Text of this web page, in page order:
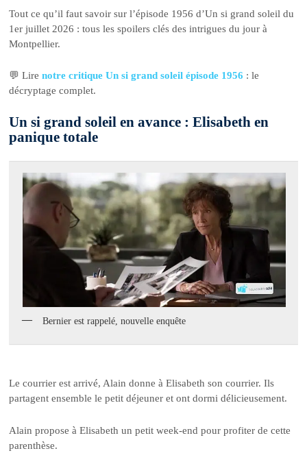
Tout ce qu’il faut savoir sur l’épisode 1956 d’Un si grand soleil du
1er juillet 2026 : tous les spoilers clés des intrigues du jour à
Montpellier.
💬 Lirenotre critique Un si grand soleil épisode 1956 : le
décryptage complet.
Un si grand soleil en avance : Elisabeth en
panique totale
Bernier est rappelé, nouvelle enquête
Le courrier est arrivé, Alain donne à Elisabeth son courrier. Ils
partagent ensemble le petit déjeuner et ont dormi délicieusement.
Alain propose à Elisabeth un petit week-end pour profiter de cette
parenthèse.